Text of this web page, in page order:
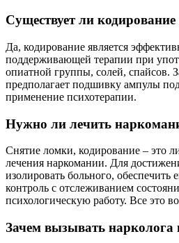
Существует ли
Да, кодирование является
поддерживающей терапии при
опиатной группы, солей, спайсов.
предполагает подшивку ампулы
применение психотерапии.
Нужно ли лечить
Снятие ломки, кодирование – это
лечения наркомании. Для
изолировать больного, обеспечить
контроль с отслеживанием
психологическую работу. Все это
Зачем вызывать нарколога